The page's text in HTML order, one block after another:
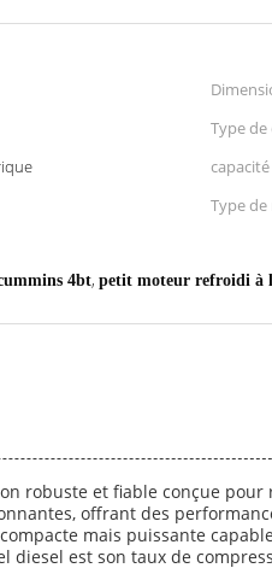
Type
Type
4bt, petit moteur refroidi à
robuste et fiable conçue
offrant des
mais puissante
est son taux de